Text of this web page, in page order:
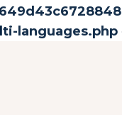
languages.php